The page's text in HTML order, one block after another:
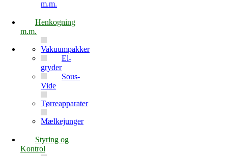
m.m.
Henkogning
m.m.
Vakuumpakker
El-
gryder
Sous-
Vide
Tørreapparater
Mælkejunger
Styring og
Kontrol